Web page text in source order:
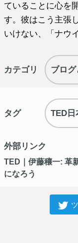
ていることに心を
す。彼はこう主張
いけない、「ナウ
カテゴリ ブログ
タグ TED日
外部リンク
TED｜伊藤穰一: 革
になろう